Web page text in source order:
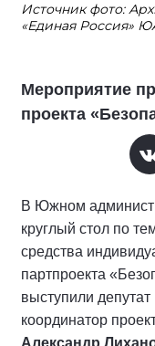
Источник фото:
«Единая Россия»
Мероприятие
проекта
В Южном
круглый стол по
средства
партпроекта
выступили
координатор
Александр